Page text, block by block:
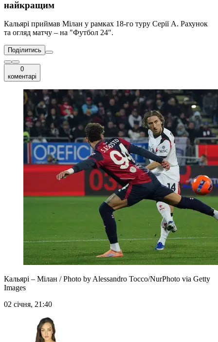
найкращим
Кальярі приймав Мілан у рамках 18-го туру Серії А. Рахунок
та огляд матчу – на "Футбол 24".
Поділитись
0
коментарі
Кальярі – Мілан / Photo by Alessandro Tocco/NurPhoto via Getty
Images
02 січня, 21:40